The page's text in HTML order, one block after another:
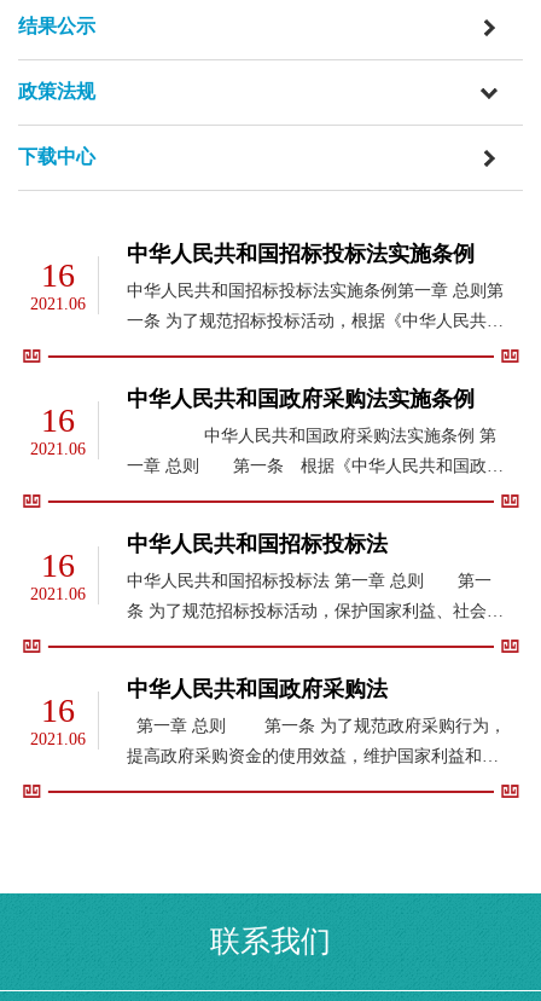
结果公示
政策法规
下载中心
16
2021.06
中华人民共和国招标投标法实施条例
中华人民共和国招标投标法实施条例第一章 总则第
一条 为了规范招标投标活动，根据《中华人民共和
国招标投标法》（以下简称招标投标法），制定本
目，是指工程以及与工程建设有关...
16
2021.06
中华人民共和国政府采购法实施条例
中华人民共和国政府采购法实施条例 第
一章 总则 第一条 根据《中华人民共和国政府
采购法》（以下简称政府采购法），制定本条
金是指纳入预算管理的资金。 以财...
16
2021.06
中华人民共和国招标投标法
中华人民共和国招标投标法 第一章 总则 第一
条 为了规范招标投标活动，保护国家利益、社会公
共利益和招标投标活动当事人的合法权益，提高经
中华人民共和国境内进行招标投标活...
16
2021.06
中华人民共和国政府采购法
第一章 总则 第一条 为了规范政府采购行为，
提高政府采购资金的使用效益，维护国家利益和社
会公共利益，保护政府采购当事人的合法权益，促
联系我们